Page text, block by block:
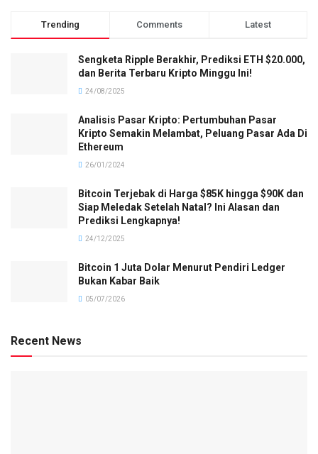
Trending Comments Latest
Sengketa Ripple Berakhir, Prediksi ETH $20.000,
dan Berita Terbaru Kripto Minggu Ini!
24/08/2025
Analisis Pasar Kripto: Pertumbuhan Pasar
Kripto Semakin Melambat, Peluang Pasar Ada Di
Ethereum
26/01/2024
Bitcoin Terjebak di Harga $85K hingga $90K dan
Siap Meledak Setelah Natal? Ini Alasan dan
Prediksi Lengkapnya!
24/12/2025
Bitcoin 1 Juta Dolar Menurut Pendiri Ledger
Bukan Kabar Baik
05/07/2026
Recent News